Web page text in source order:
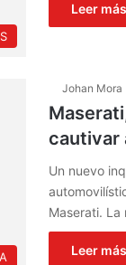
Leer
Johan Mora
cautivar
Un nuevo
Maserati.
Leer